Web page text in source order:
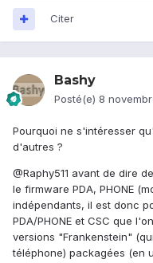
Citer
Bashy
Posté(e) 8
Pourquoi ne s'intéresser
d'autres ?
@Raphy511 avant de dire
le firmware PDA, PHONE
indépendants, il est donc
PDA/PHONE et CSC que
versions "Frankenstein"
téléphone) packagées (en